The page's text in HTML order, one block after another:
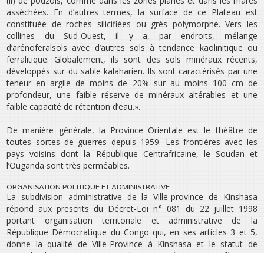
asséchées. En d’autres termes, la surface de ce Plateau est
constituée de roches silicifiées ou grès polymorphe. Vers les
collines du Sud-Ouest, il y a, par endroits, mélange
d’arénoferalsols avec d’autres sols à tendance kaolinitique ou
ferralitique. Globalement, ils sont des sols minéraux récents,
développés sur du sable kalaharien. Ils sont caractérisés par une
teneur en argile de moins de 20% sur au moins 100 cm de
profondeur, une faible réserve de minéraux altérables et une
faible capacité de rétention d’eau.».
De manière générale, la Province Orientale est le théâtre de
toutes sortes de guerres depuis 1959. Les frontières avec les
pays voisins dont la République Centrafricaine, le Soudan et
l’Ouganda sont très perméables.
ORGANISATION POLITIQUE ET ADMINISTRATIVE
La subdivision administrative de la Ville-province de Kinshasa
répond aux prescrits du Décret-Loi n° 081 du 22 juillet 1998
portant organisation territoriale et administrative de la
République Démocratique du Congo qui, en ses articles 3 et 5,
donne la qualité de Ville-Province à Kinshasa et le statut de